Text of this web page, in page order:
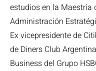
estudios en la Maestría
Administración
Ex vicepresidente de
de Diners Club
Business del Grupo